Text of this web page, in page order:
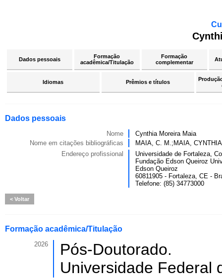
Dados pessoais
Formação
acadêmica/Titulação
Formação
complementar
Idiomas Prêmios e títulos
Dados pessoais
Nome
Cynthia Moreira Maia
Nome em citações bibliográficas
MAIA, C. M.;MAIA,
Endereço profissional
Universidade de Fortaleza,
Fundação Edson Queiroz
Edson Queiroz
60811905 - Fortaleza, CE -
Telefone: (85) 34773000
Voltar
Formação acadêmica/Titulação
2026
Pós-Doutorado.
Universidade Federal